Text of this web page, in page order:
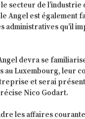
secteur de l’industrie
Angel est également
administratives qu’il
devra se
au Luxembourg, leur
et serai
Nico Godart.
les affaires